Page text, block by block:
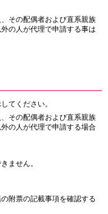
その配偶者および直系親族
の人が代理で申請する事は
てください。
その配偶者および直系親族
の人が代理で申請する場合
ません。
附票の記載事項を確認する